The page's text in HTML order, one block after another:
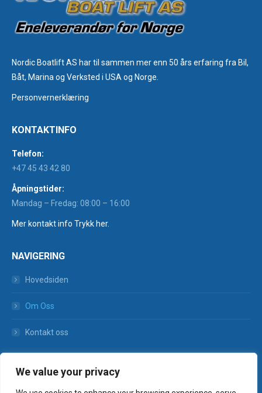
We value your privacy
Nordic Boatlift AS har til sammen mer enn 50 års erfaring fra Bil,
Båt, Marina og Verksted i USA og Norge.
Personvernerklæring
KONTAKTINFO
Telefon:
+47 45 43 42 80
Åpningstider:
Mandag – Fredag: 08:00 – 16:00
Mer kontakt info Trykk her.
NAVIGERING
Hovedsiden
Om Oss
Kontakt oss